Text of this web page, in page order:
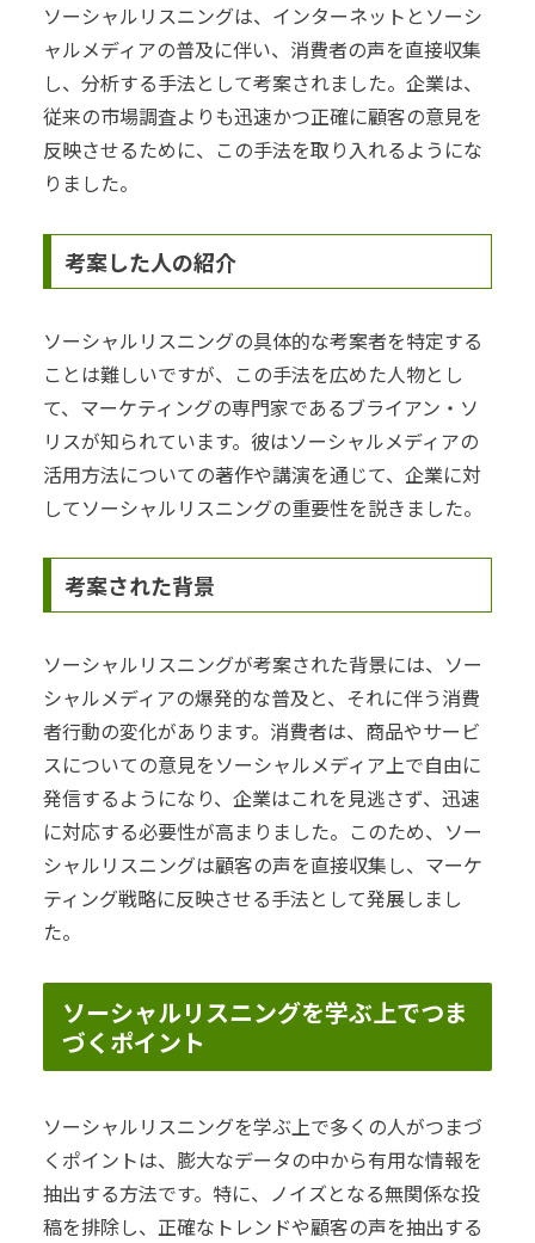
ソーシャルリスニングは、インターネットとソーシ
ャルメディアの普及に伴い、消費者の声を直接収集
し、分析する手法として考案されました。企業は、
従来の市場調査よりも迅速かつ正確に顧客の意見を
反映させるために、この手法を取り入れるようにな
りました。
考案した人の紹介
ソーシャルリスニングの具体的な考案者を特定する
ことは難しいですが、この手法を広めた人物とし
て、マーケティングの専門家であるブライアン・ソ
リスが知られています。彼はソーシャルメディアの
活用方法についての著作や講演を通じて、企業に対
してソーシャルリスニングの重要性を説きました。
考案された背景
ソーシャルリスニングが考案された背景には、ソー
シャルメディアの爆発的な普及と、それに伴う消費
者行動の変化があります。消費者は、商品やサービ
スについての意見をソーシャルメディア上で自由に
発信するようになり、企業はこれを見逃さず、迅速
に対応する必要性が高まりました。このため、ソー
シャルリスニングは顧客の声を直接収集し、マーケ
ティング戦略に反映させる手法として発展しまし
た。
ソーシャルリスニングを学ぶ上でつま
づくポイント
ソーシャルリスニングを学ぶ上で多くの人がつまづ
くポイントは、膨大なデータの中から有用な情報を
抽出する方法です。特に、ノイズとなる無関係な投
稿を排除し、正確なトレンドや顧客の声を抽出する